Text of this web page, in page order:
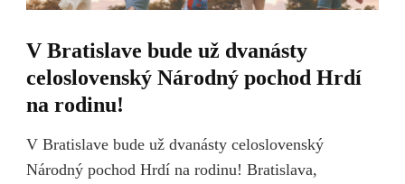
V Bratislave bude už dvanásty
celoslovenský Národný pochod Hrdí
na rodinu!
V Bratislave bude už dvanásty celoslovenský
Národný pochod Hrdí na rodinu! Bratislava,